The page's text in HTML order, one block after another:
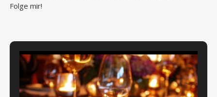
Folge mir!